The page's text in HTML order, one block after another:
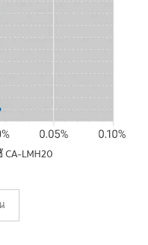
CA-LMH20